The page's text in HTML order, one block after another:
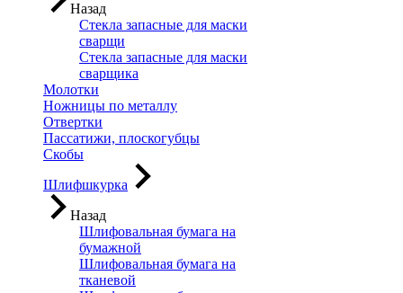
Назад
Стекла запасные для маски
сварщи
Стекла запасные для маски
сварщика
Молотки
Ножницы по металлу
Отвертки
Пассатижи, плоскогубцы
Скобы
Шлифшкурка
Назад
Шлифовальная бумага на
бумажной
Шлифовальная бумага на
тканевой